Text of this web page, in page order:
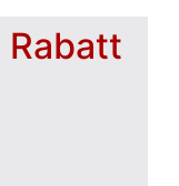
Rabatt